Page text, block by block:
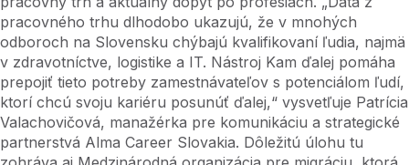
pracovného trhu dlhodobo ukazujú, že v mnohých
odboroch na Slovensku chýbajú kvalifikovaní ľudia, najmä
v zdravotníctve, logistike a IT. Nástroj Kam ďalej pomáha
prepojiť tieto potreby zamestnávateľov s potenciálom ľudí,
ktorí chcú svoju kariéru posunúť ďalej,“ vysvetľuje Patrícia
Valachovičová, manažérka pre komunikáciu a strategické
partnerstvá Alma Career Slovakia. Dôležitú úlohu tu